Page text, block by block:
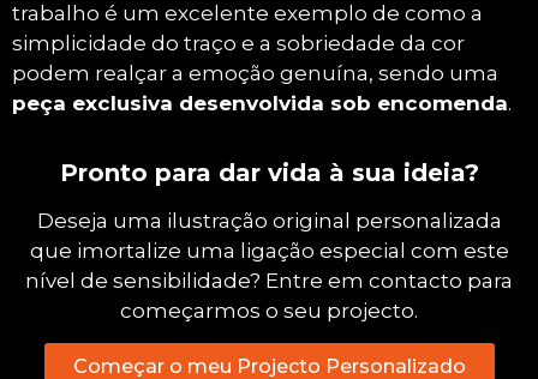
trabalho é um excelente exemplo de como a
simplicidade do traço e a sobriedade da cor
podem realçar a emoção genuína, sendo uma
peça exclusiva desenvolvida sob encomenda.
Pronto para dar vida à sua ideia?
Deseja uma ilustração original personalizada
que imortalize uma ligação especial com este
nível de sensibilidade? Entre em contacto para
começarmos o seu projecto.
Começar o meu Projecto Personalizado